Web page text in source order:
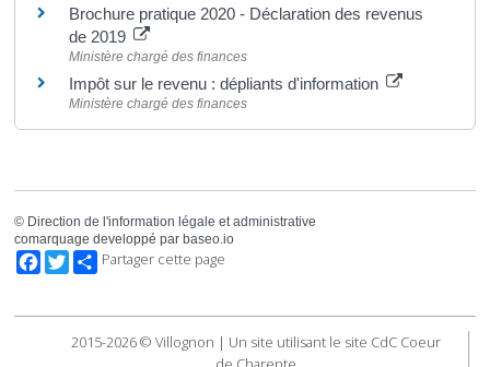
Brochure pratique 2020 - Déclaration des revenus
de 2019
Ministère chargé des finances
Impôt sur le revenu : dépliants d'information
Ministère chargé des finances
© Direction de l'information légale et administrative
comarquage developpé par baseo.io
Facebook
TwitterPartager cette page
2015-2026 © Villognon | Un site utilisant le site CdC Coeur